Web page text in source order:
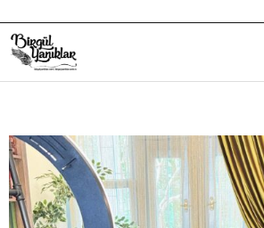
Eğitim Yazılarım
Gezi ve Kültür Yazılarım